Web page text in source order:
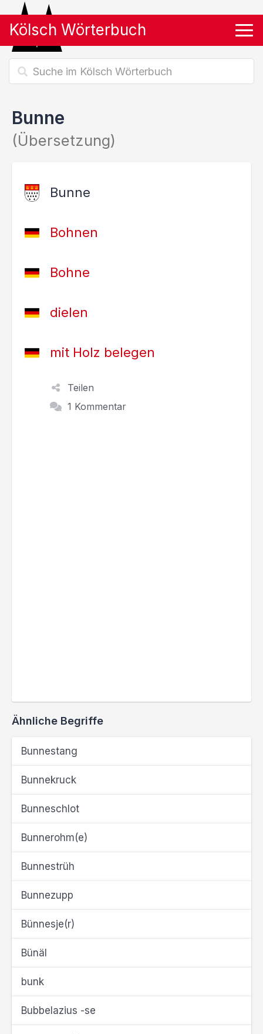
Kölsch Wörterbuch
Bunne
(Übersetzung)
Bunne
Bohnen
Bohne
dielen
mit Holz belegen
Teilen
1 Kommentar
Ähnliche Begriffe
Bunnestang
Bunnekruck
Bunneschlot
Bunnerohm(e)
Bunnestrüh
Bunnezupp
Bünnesje(r)
Bünäl
bunk
Bubbelazius -se